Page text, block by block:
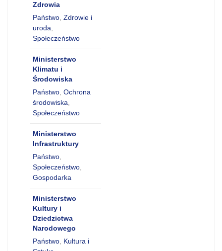
Zdrowia
Państwo Zdrowie i
uroda
Społeczeństwo
Ministerstwo
Klimatu i
Środowiska
Państwo Ochrona
środowiska
Społeczeństwo
Ministerstwo
Infrastruktury
Państwo
Społeczeństwo
Gospodarka
Ministerstwo
Kultury i
Dziedzictwa
Narodowego
Państwo Kultura i